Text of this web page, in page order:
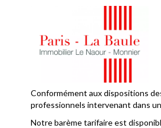
Conformément aux dispositions
professionnels intervenant dans
Notre barème tarifaire est